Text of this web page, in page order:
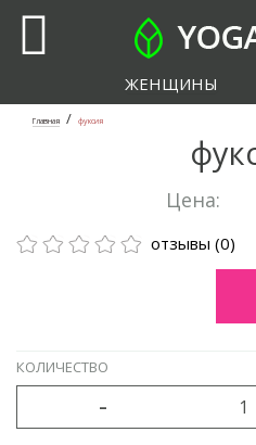
ЖЕНЩИНЫ
Главная / фуксия
Цена:
отзывы (0)
КОЛИЧЕСТВО
-